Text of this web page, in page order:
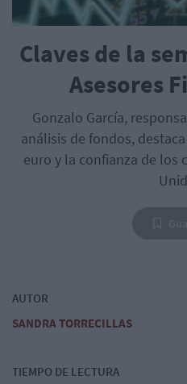
Claves de la
Asesores
Gonzalo García,
análisis de fondos,
euro y la confianza de los
AUTOR
SANDRA TORRECILLAS
TIEMPO DE LECTURA